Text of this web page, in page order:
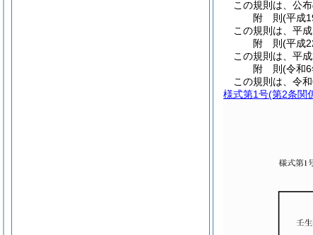
この規則は、公
附 則(平成
この規則は、平
附 則(平成
この規則は、平
附 則(令和
この規則は、令
様式第1号(第2条関